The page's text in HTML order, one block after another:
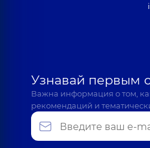
Узнавай первым о
Важна информация о том,
рекомендаций и